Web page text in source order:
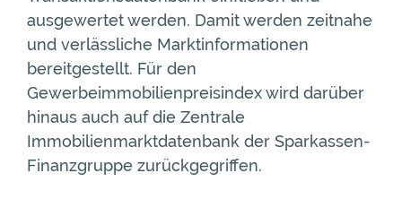
ausgewertet werden. Damit werden zeitnahe
und verlässliche Marktinformationen
bereitgestellt. Für den
Gewerbeimmobilienpreisindex wird darüber
hinaus auch auf die Zentrale
Immobilienmarktdatenbank der Sparkassen-
Finanzgruppe zurückgegriffen.